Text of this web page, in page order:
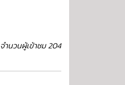
จำนวนผู้เข้าชม 204